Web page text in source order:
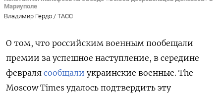
Мариуполе
Владимир Гердо / ТАСС
О том, что российским военным пообещали
премии за успешное наступление, в середине
февраля сообщали украинские военные. The
Moscow Times удалось подтвердить эту